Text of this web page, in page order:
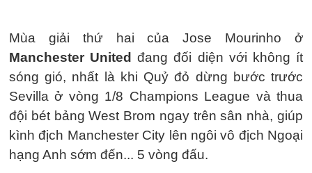
Mùa giải thứ hai của Jose Mourinho ở
Manchester United đang đối diện với không ít
sóng gió, nhất là khi Quỷ đỏ dừng bước trước
Sevilla ở vòng 1/8 Champions League và thua
đội bét bảng West Brom ngay trên sân nhà, giúp
kình địch Manchester City lên ngôi vô địch Ngoại
hạng Anh sớm đến... 5 vòng đấu.